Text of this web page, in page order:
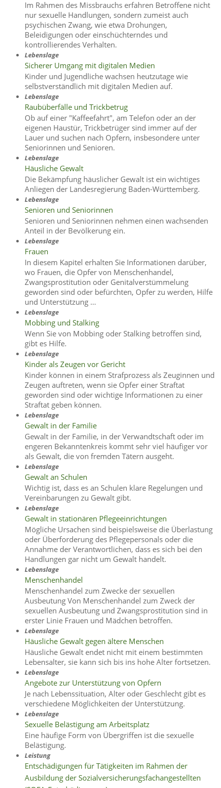
Im Rahmen des Missbrauchs erfahren Betroffene nicht
nur sexuelle Handlungen, sondern zumeist auch
psychischen Zwang, wie etwa Drohungen,
Beleidigungen oder einschüchterndes und
kontrollierendes Verhalten.
Lebenslage
Sicherer Umgang mit digitalen Medien
Kinder und Jugendliche wachsen heutzutage wie
selbstverständlich mit digitalen Medien auf.
Lebenslage
Raubüberfälle und Trickbetrug
Ob auf einer "Kaffeefahrt", am Telefon oder an der
eigenen Haustür, Trickbetrüger sind immer auf der
Lauer und suchen nach Opfern, insbesondere unter
Seniorinnen und Senioren.
Lebenslage
Häusliche Gewalt
Die Bekämpfung häuslicher Gewalt ist ein wichtiges
Anliegen der Landesregierung Baden-Württemberg.
Lebenslage
Senioren und Seniorinnen
Senioren und Seniorinnen nehmen einen wachsenden
Anteil in der Bevölkerung ein.
Lebenslage
Frauen
In diesem Kapitel erhalten Sie Informationen darüber,
wo Frauen, die Opfer von Menschenhandel,
Zwangsprostitution oder Genitalverstümmelung
geworden sind oder befürchten, Opfer zu werden, Hilfe
und Unterstützung …
Lebenslage
Mobbing und Stalking
Wenn Sie von Mobbing oder Stalking betroffen sind,
gibt es Hilfe.
Lebenslage
Kinder als Zeugen vor Gericht
Kinder können in einem Strafprozess als Zeuginnen und
Zeugen auftreten, wenn sie Opfer einer Straftat
geworden sind oder wichtige Informationen zu einer
Straftat geben können.
Lebenslage
Gewalt in der Familie
Gewalt in der Familie, in der Verwandtschaft oder im
engeren Bekanntenkreis kommt sehr viel häufiger vor
als Gewalt, die von fremden Tätern ausgeht.
Lebenslage
Gewalt an Schulen
Wichtig ist, dass es an Schulen klare Regelungen und
Vereinbarungen zu Gewalt gibt.
Lebenslage
Gewalt in stationären Pflegeeinrichtungen
Mögliche Ursachen sind beispielsweise die Überlastung
oder Überforderung des Pflegepersonals oder die
Annahme der Verantwortlichen, dass es sich bei den
Handlungen gar nicht um Gewalt handelt.
Lebenslage
Menschenhandel
Menschenhandel zum Zwecke der sexuellen
Ausbeutung Von Menschenhandel zum Zweck der
sexuellen Ausbeutung und Zwangsprostitution sind in
erster Linie Frauen und Mädchen betroffen.
Lebenslage
Häusliche Gewalt gegen ältere Menschen
Häusliche Gewalt endet nicht mit einem bestimmten
Lebensalter, sie kann sich bis ins hohe Alter fortsetzen.
Lebenslage
Angebote zur Unterstützung von Opfern
Je nach Lebenssituation, Alter oder Geschlecht gibt es
verschiedene Möglichkeiten der Unterstützung.
Lebenslage
Sexuelle Belästigung am Arbeitsplatz
Eine häufige Form von Übergriffen ist die sexuelle
Belästigung.
Leistung
Entschädigungen für Tätigkeiten im Rahmen der
Ausbildung der Sozialversicherungsfachangestellten